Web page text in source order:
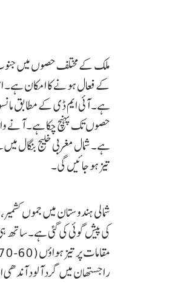
ملک کے مختلف حصوں میں جنوب
کے فعال ہونے کا امکان ہے۔
ہے۔ آئی ایم ڈی کے مطابق
ہے۔ شمال مغربی خلیج بنگال
تیز ہو جائیں گی۔
کی پیش گوئی کی گئی ہے۔ ساتھ
راجستھان میں گرد آلود